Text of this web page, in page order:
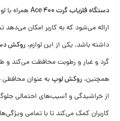
دستگاه فلزیاب گرت Ace 400
همراه با
ارائه می‌شود که به کاربر امکان
داشته باشد. یکی از این لوازم، روکش
گرد و غبار و رطوبت محافظت می‌کند و
همچنین، روکش لوپبه عنوان
از خراشیدگی و آسیب‌های احتمالی
کاربران کمک می‌کند تا با تمامی